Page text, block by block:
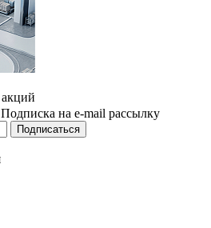
Подписка на e-mail рассылку